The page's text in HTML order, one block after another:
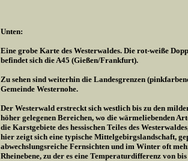
Unten:
Eine grobe Karte des Westerwaldes. Die rot-weiße
befindet sich die A45 (Gießen/Frankfurt).
Zu sehen sind weiterhin die Landesgrenzen
Gemeinde Westernohe.
Der Westerwald erstreckt sich westlich bis zu den
höher gelegenen Bereichen, wo die wärmeliebenden
die Karstgebiete des hessischen Teiles des
hier zeigt sich eine typische Mittelgebirgslandschaft,
abwechslungsreiche Fernsichten und im Winter oft
Rheinebene, zu der es eine Temperaturdifferenz von